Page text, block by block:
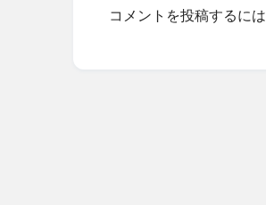
コメントを投稿するには